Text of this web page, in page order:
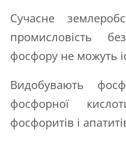
Сучасне
промисловість
фосфору не можуть
Видобувають
фосфорної
фосфоритів і